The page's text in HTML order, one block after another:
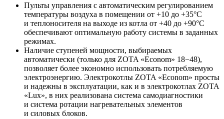
Пульты управления с автоматическим регулированием
температуры воздуха в помещении от +10 до +35°С
и теплоносителя на выходе из котла от +40 до +90°С
обеспечивают оптимальную работу системы в заданных
режимах.
Наличие ступеней мощности, выбираемых
автоматически (только для ZOTA «Econom» 18−48),
позволяет более экономно использовать потребляемую
электроэнергию. Электрокотлы ZOTA «Econom» просты
и надежны в эксплуатации, как и в электрокотлах ZOTA
«Lux», в них реализована система самодиагностики
и система ротации нагревательных элементов
и силовых блоков.